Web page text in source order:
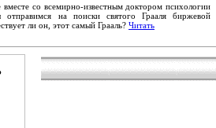
со всемирно-известным доктором психологии
на поиски святого Грааля биржевой
ли он, этот самый Грааль? Читать